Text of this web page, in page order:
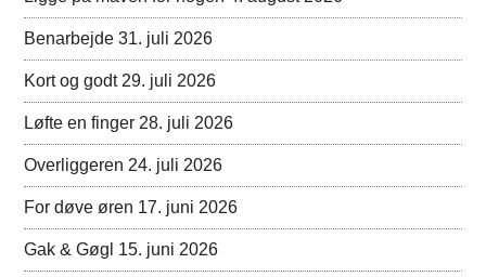
Benarbejde 31. juli 2026
Kort og godt 29. juli 2026
Løfte en finger 28. juli 2026
Overliggeren 24. juli 2026
For døve øren 17. juni 2026
Gak & Gøgl 15. juni 2026